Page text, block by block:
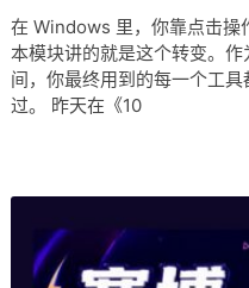
在 Windows 里，你靠点击操
本模块讲的就是这个转变。
间，你最终用到的每一个工
过。 昨天在《10